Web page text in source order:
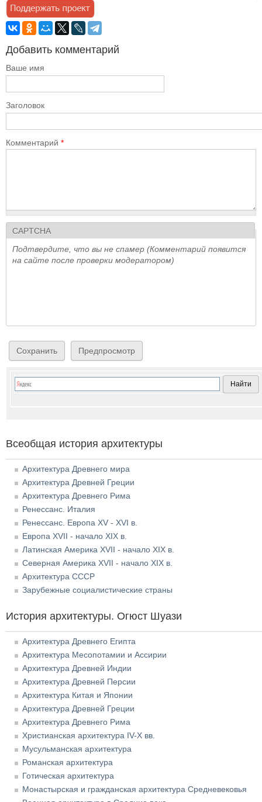
Добавить комментарий
Ваше имя
Заголовок
Комментарий *
CAPTCHA
Подтвердите, что вы не спамер (Комментарий появится
на сайте после проверки модератором)
Всеобщая история архитектуры
Архитектура Древнего мира
Архитектура Древней Греции
Архитектура Древнего Рима
Ренессанс. Италия
Ренессанс. Европа XV - XVI в.
Европа XVII - начало XIX в.
Латинская Америка XVII - начало XIX в.
Северная Америка XVII - начало XIX в.
Архитектура СССР
Зарубежные социалистические страны
История архитектуры. Огюст Шуази
Архитектура Древнего Египта
Архитектура Месопотамии и Ассирии
Архитектура Древней Индии
Архитектура Древней Персии
Архитектура Китая и Японии
Архитектура Древней Греции
Архитектура Древнего Рима
Христианская архитектура IV-X вв.
Мусульманская архитектура
Романская архитектура
Готическая архитектура
Монастырская и гражданская архитектура Средневековья